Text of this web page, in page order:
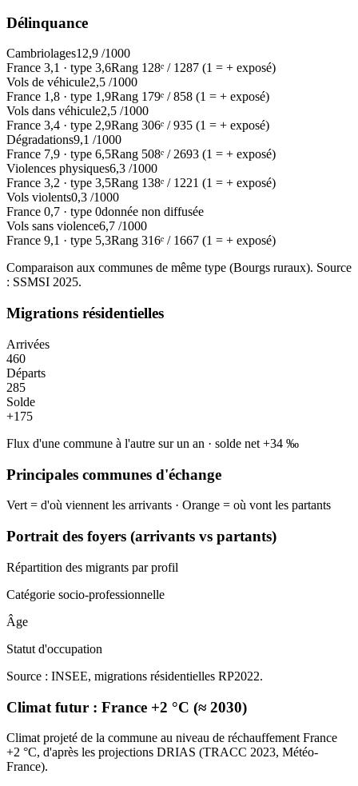
Délinquance
Cambriolages12,9 /1000
France 3,1 · type 3,6Rang 128ᵉ / 1287 (1 = + exposé)
Vols de véhicule2,5 /1000
France 1,8 · type 1,9Rang 179ᵉ /858 (1 = + exposé)
Vols dans véhicule2,5 /1000
France 3,4 · type 2,9Rang 306ᵉ /935 (1 = + exposé)
Dégradations9,1 /1000
France 7,9 · type 6,5Rang 508ᵉ /2693 (1 = + exposé)
Violences physiques6,3 /1000
France 3,2 · type 3,5Rang 138ᵉ / 1221 (1 = + exposé)
Vols violents0,3 /1000
France 0,7 · type 0donnée non diffusée
Vols sans violence6,7 /1000
France 9,1 · type 5,3Rang 316ᵉ / 1667 (1 = + exposé)
Comparaison aux communes de même type (Bourgs ruraux). Source
: SSMSI 2025.
Migrations résidentielles
Arrivées
460
Départs
285
Solde
+175
Flux d'une commune à l'autre sur un an · solde net +34 ‰
Principales communes d'échange
Vert = d'où viennent les arrivants · Orange = où vont les partants
Portrait des foyers (arrivants vs partants)
Répartition des migrants par profil
Catégorie socio-professionnelle
Âge
Statut d'occupation
Source : INSEE, migrations résidentielles RP2022.
Climat futur : France +2 °C (≈ 2030)
Climat projeté de la commune au niveau de réchauffement France
+2 °C, d'après les projections DRIAS (TRACC 2023, Météo-
France).